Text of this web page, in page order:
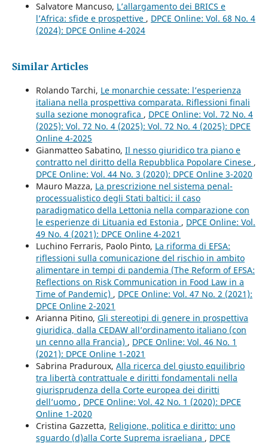
Salvatore Mancuso, L’allargamento dei BRICS e
l’Africa: sfide e prospettive , DPCE Online: Vol. 68 No. 4
(2024): DPCE Online 4-2024
Similar Articles
Rolando Tarchi, Le monarchie cessate: l’esperienza
italiana nella prospettiva comparata. Riflessioni finali
sulla sezione monografica , DPCE Online: Vol. 72 No. 4
(2025): Vol. 72 No. 4 (2025): Vol. 72 No. 4 (2025): DPCE
Online 4-2025
Gianmatteo Sabatino, Il nesso giuridico tra piano e
contratto nel diritto della Repubblica Popolare Cinese ,
DPCE Online: Vol. 44 No. 3 (2020): DPCE Online 3-2020
Mauro Mazza, La prescrizione nel sistema penal-
processualistico degli Stati baltici: il caso
paradigmatico della Lettonia nella comparazione con
le esperienze di Lituania ed Estonia , DPCE Online: Vol.
49 No. 4 (2021): DPCE Online 4-2021
Luchino Ferraris, Paolo Pinto, La riforma di EFSA:
riflessioni sulla comunicazione del rischio in ambito
alimentare in tempi di pandemia (The Reform of EFSA:
Reflections on Risk Communication in Food Law in a
Time of Pandemic) , DPCE Online: Vol. 47 No. 2 (2021):
DPCE Online 2-2021
Arianna Pitino, Gli stereotipi di genere in prospettiva
giuridica, dalla CEDAW all’ordinamento italiano (con
un cenno alla Francia) , DPCE Online: Vol. 46 No. 1
(2021): DPCE Online 1-2021
Sabrina Praduroux, Alla ricerca del giusto equilibrio
tra libertà contrattuale e diritti fondamentali nella
giurisprudenza della Corte europea dei diritti
dell’uomo , DPCE Online: Vol. 42 No. 1 (2020): DPCE
Online 1-2020
Cristina Gazzetta, Religione, politica e diritto: uno
sguardo (d)alla Corte Suprema israeliana , DPCE